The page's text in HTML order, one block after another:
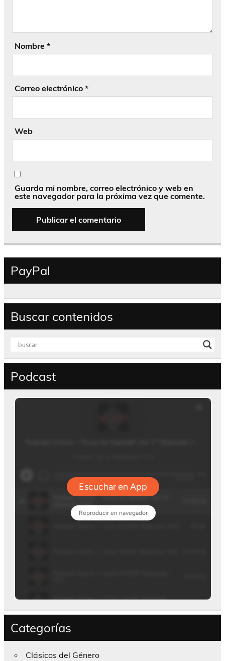
Nombre *
Correo electrónico *
Web
Guarda mi nombre, correo electrónico y web en
este navegador para la próxima vez que comente.
PayPal
Buscar contenidos
Podcast
Categorías
Clásicos del Género